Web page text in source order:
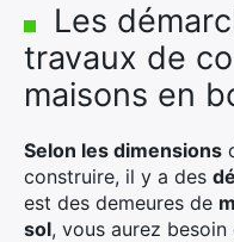
Les
travaux de
maisons en
Selon les dimensions
construire, il y a des
est des demeures de
sol, vous aurez besoin